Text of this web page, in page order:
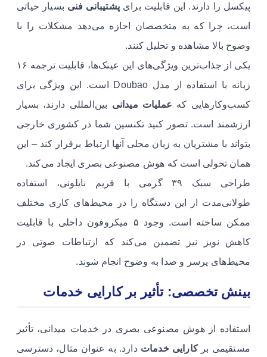
پیکسل را دارند. این قابلیت برای پشتیبانی فنی بسیار حیاتی
است، چرا که به متخصصان اجازه می‌دهد مشکلات را با
وضوح بالا مشاهده و تحلیل کنند.
یکی از جذاب‌ترین ویژگی‌های این عینک‌ها، قابلیت ترجمه ۱۶
زبانه با استفاده از مدل Doubao است. این ویژگی برای
کسب‌وکارهایی که عملیات میدانی بین‌المللی دارند، بسیار
ارزشمند است. تصور کنید تکنسین شما در کشوری خارجی
بتواند با مشتریان به زبان محلی آنها ارتباط برقرار کند – این
همان تحولی است که هوش مصنوعی بصری ایجاد می‌کند.
طراحی سبک ۳۹ گرمی با فریم نایلونی، استفاده
طولانی‌مدت از این دستگاه را در محیط‌های کاری مختلف
ممکن ساخته است. وجود ۵ میکروفون داخلی با قابلیت
کاهش نویز نیز تضمین می‌کند که ارتباطات صوتی در
محیط‌های پرسر و صدا به وضوح انجام شوند.
بینش تخصصی: تأثیر بر کارایی خدمات
استفاده از هوش مصنوعی بصری در خدمات میدانی، تأثیر
مستقیمی برکارایی خدمات دارد. به عنوان مثال، دسترسی